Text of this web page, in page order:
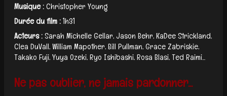
Musique :Christopher Young
Durée du film :1h31
Acteurs :Sarah Michelle Gellar, Jason Behr, KaDee Strickland,
Clea DuVall, William Mapother, Bill Pullman, Grace Zabriskie,
Takako Fuji, Yuya Ozeki, Ryo Ishibashi, Rosa Blasi, Ted Raimi...
Ne pas oublier, ne jamais pardonner...